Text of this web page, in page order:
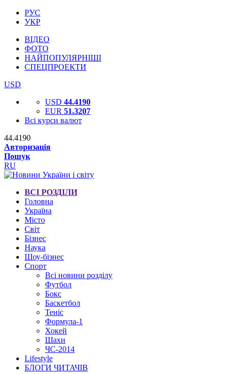
РУС
УКР
ВІДЕО
ФОТО
НАЙПОПУЛЯРНІШІ
СПЕЦПРОЕКТИ
USD
USD 44.4190
EUR 51.3207
Всі курси валют
44.4190
Авторизація
Пошук
RU
ВСІ РОЗДІЛИ
Головна
Україна
Місто
Світ
Бізнес
Наука
Шоу-бізнес
Спорт
Всі новини розділу
Футбол
Бокс
Баскетбол
Теніс
Формула-1
Хокей
Шахи
ЧС-2014
Lifestyle
БЛОГИ ЧИТАЧІВ